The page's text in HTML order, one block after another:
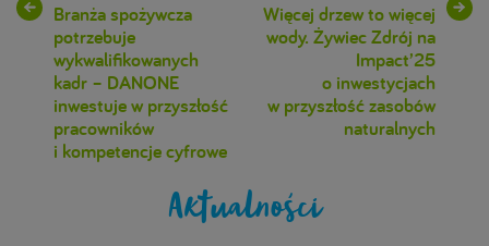
Branża spożywcza
potrzebuje
wykwalifikowanych
kadr – DANONE
inwestuje w przyszłość
pracowników
i kompetencje cyfrowe
Więcej drzew to więcej
wody. Żywiec Zdrój na
Impact’25
o inwestycjach
w przyszłość zasobów
naturalnych
Aktualności